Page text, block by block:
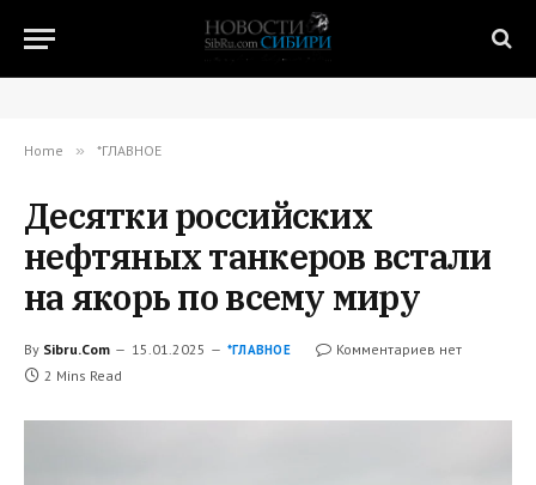
Home » *ГЛАВНОЕ
Десятки российских
нефтяных танкеров встали
на якорь по всему миру
By Sibru.Com 15.01.2025 *ГЛАВНОЕ
Комментариев нет
2 Mins Read